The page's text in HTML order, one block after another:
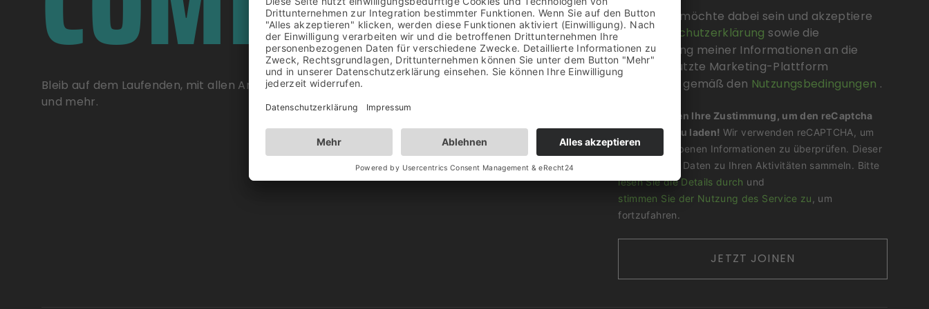
Bleib auf dem Laufenden, mit allen Ankündigungen und Neuigkeiten zum Event, Angeboten
und mehr.
Nice, ich möchte dabei sein und akzeptiere
dieDatenschutzerklärung sowie die
Übermittlung meiner Informationen an die
hierzu genutzte Marketing-Plattform
Sendinblue gemäß den Nutzungsbedingungen .
Wir benötigen Ihre Zustimmung, um den reCaptcha
v3-Service zu laden! Wir verwenden reCAPTCHA, um
Ihre eingegebenen Informationen zu überprüfen. Dieser
Service kann Daten zu Ihren Aktivitäten sammeln. Bitte
lesen Sie die Details durch und
stimmen Sie der Nutzung des Service zu
, um
fortzufahren.
JETZT JOINEN